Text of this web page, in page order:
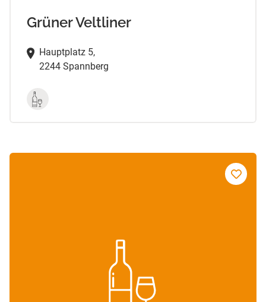
Grüner Veltliner
Hauptplatz 5,
2244 Spannberg